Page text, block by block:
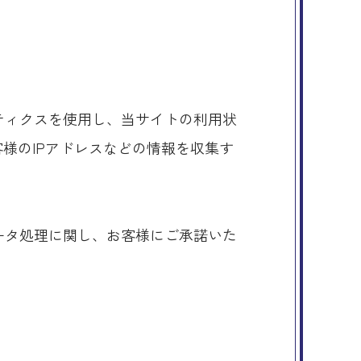
クスを使用し、当サイトの利用状
のIPアドレスなどの情報を収集す
処理に関し、お客様にご承諾いた